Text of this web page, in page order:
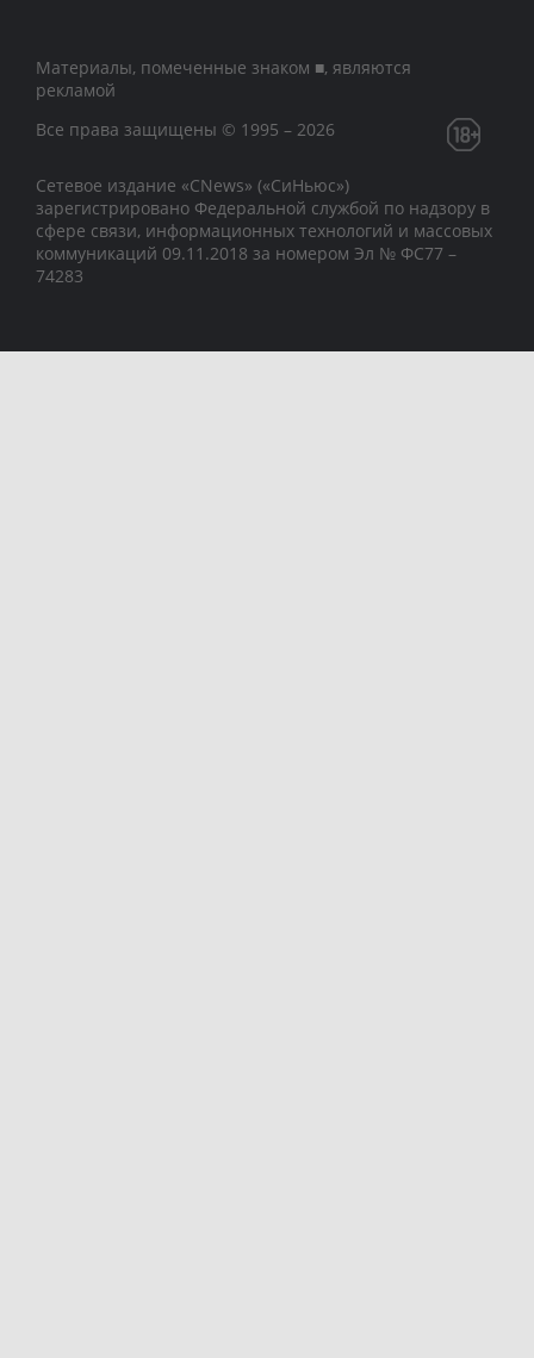
Материалы, помеченные знаком ■, являются
рекламой
Все права защищены © 1995 – 2026
Сетевое издание «CNews» («СиНьюс»)
зарегистрировано Федеральной службой по надзору в
сфере связи, информационных технологий и массовых
коммуникаций 09.11.2018 за номером Эл № ФС77 –
74283